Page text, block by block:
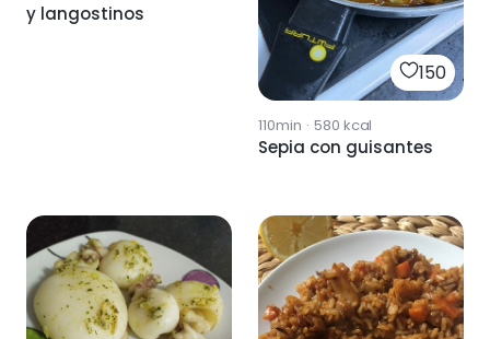
y langostinos
150
110min · 580 kcal
Sepia con guisantes